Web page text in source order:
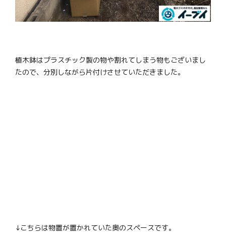
植木鉢はプラスチック製の物や割れてしまう物もございまし
たので、分別しながら片付けさせていただきました。
↓こちらは物置が置かれていた奥のスペースです。